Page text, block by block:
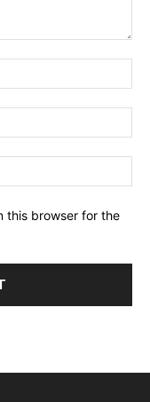
this browser for the